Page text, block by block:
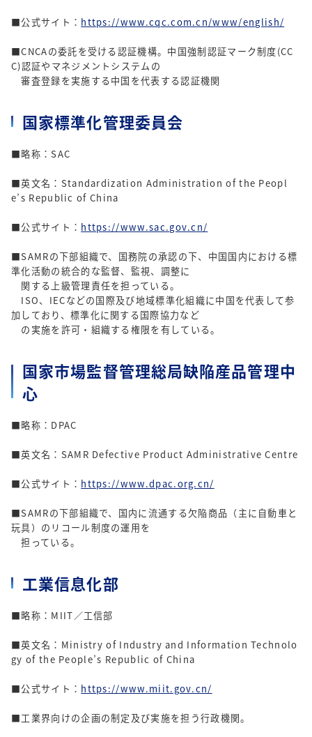
■公式サイト： https://www.cqc.com.cn/www/english/
■CNCAの委託を受ける認証機構。中国強制認証マーク制度(CC
C)認証やマネジメントシステムの
審査登録を実施する中国を代表する認証機関
国家標準化管理委員会
■略称：SAC
■英文名：Standardization Administration of the Peopl
e’s Republic of China
■公式サイト： https://www.sac.gov.cn/
■SAMRの下部組織で、国務院の承認の下、中国国内における標
準化活動の統合的な監督、監視、調整に
関する上級管理責任を担っている。
ISO、IECなどの国際及び地域標準化組織に中国を代表して参
加しており、標準化に関する国際協力など
の実施を許可・組織する権限を有している。
国家市場監督管理総局缺陥産品管理中
心
■略称：DPAC
■英文名：SAMR Defective Product Administrative Centre
■公式サイト： https://www.dpac.org.cn/
■SAMRの下部組織で、国内に流通する欠陥商品（主に自動車と
玩具）のリコール制度の運用を
担っている。
工業信息化部
■略称：MIIT／工信部
■英文名：Ministry of Industry and Information Technolo
gy of the People’s Republic of China
■公式サイト： https://www.miit.gov.cn/
■工業界向けの企画の制定及び実施を担う行政機関。